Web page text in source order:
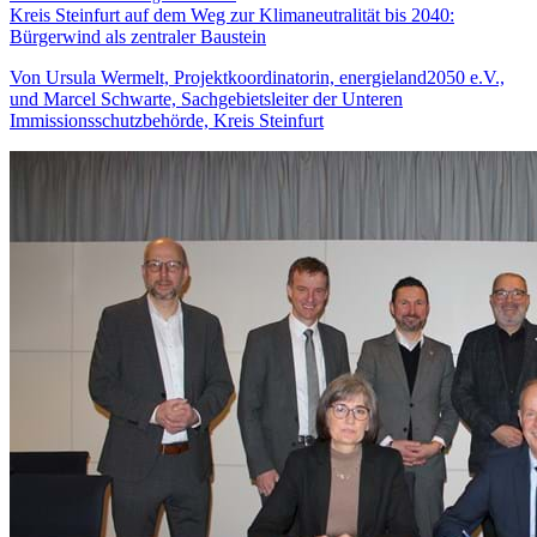
Kreis Steinfurt auf dem Weg zur Klimaneutralität bis 2040:
Bürgerwind als zentraler Baustein
Von Ursula Wermelt, Projektkoordinatorin, energieland2050 e.V.,
und Marcel Schwarte, Sachgebietsleiter der Unteren
Immissionsschutzbehörde, Kreis Steinfurt